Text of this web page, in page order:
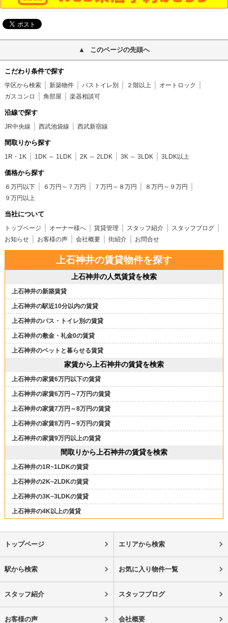
このページの先頭へ
こだわり条件で探す
学区から検索 新築物件 バストイレ別 ２階以上
オートロック
ガスコンロ
角部屋 楽器相談可
沿線で探す
JR中央線 西武池袋線 西武新宿線
間取りから探す
1R・1K 1DK ～ 1LDK 2K ～ 2LDK 3K ～ 3LDK 3LDK以上
価格から探す
６万円以下 ６万円～７万円 ７万円～８万円
８万円～９万円
９万円以上
当社について
トップページ オーナー様へ 賃貸管理 スタッフ紹介
スタッフブログ
お知らせ
お客様の声 会社概要 街紹介 お問合せ
上石神井の賃貸物件を探す
上石神井の人気賃貸を検索
上石神井の新築賃貸
上石神井の駅近10分以内の賃貸
上石神井のバス・トイレ別の賃貸
上石神井の敷金・礼金0の賃貸
上石神井のペットと暮らせる賃貸
家賃から上石神井の賃貸を検索
上石神井の家賃6万円以下の賃貸
上石神井の家賃6万円～7万円の賃貸
上石神井の家賃7万円～8万円の賃貸
上石神井の家賃8万円～9万円の賃貸
上石神井の家賃9万円以上の賃貸
間取りから上石神井の賃貸を検索
上石神井の1R~1LDKの賃貸
上石神井の2K~2LDKの賃貸
上石神井の3K~3LDKの賃貸
上石神井の4K以上の賃貸
トップページ エリアから検索
駅から検索 お気に入り物件一覧
スタッフ紹介 スタッフブログ
お客様の声 会社概要